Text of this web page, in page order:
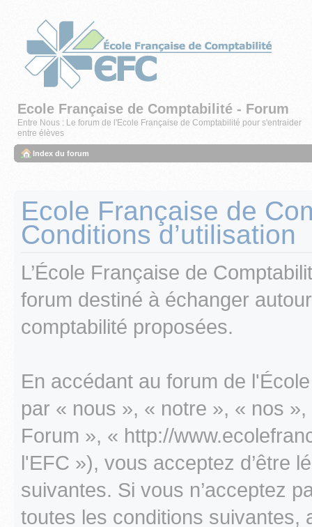
Ecole Française de Comptabilité - Forum
Entre Nous : Le forum de l'Ecole Française de Comptabilité pour s'entraider
entre élèves
Index du forum
Ecole Française de
Conditions d’utilisation
L’École Française de
forum destiné à échanger
comptabilité proposées.
En accédant au forum de
par « nous », « notre », « nos
Forum », « http://
l'EFC »), vous acceptez d’être
suivantes. Si vous n’acceptez
toutes les conditions suivantes,